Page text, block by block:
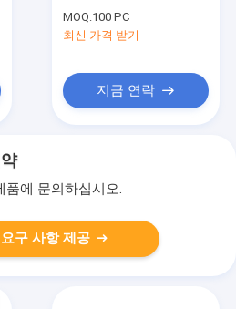
MOQ:100 PC
최신 가격 받기
지금 연락
품에 문의하십시오.
요구 사항 제공